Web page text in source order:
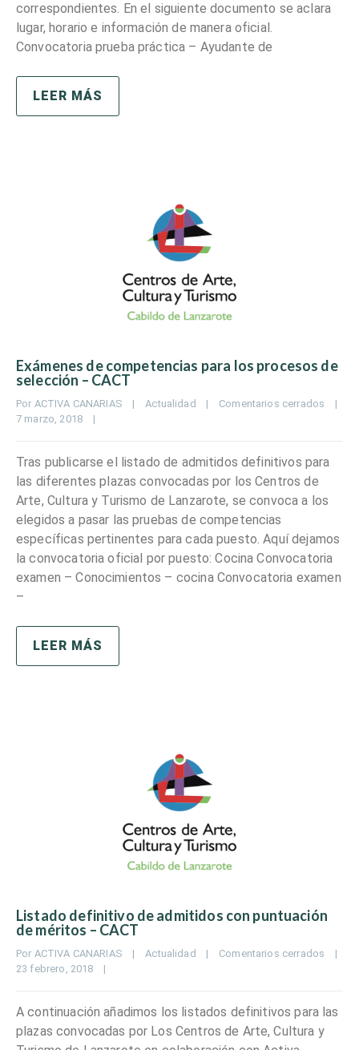
correspondientes. En el siguiente documento se aclara
lugar, horario e información de manera oficial.
Convocatoria prueba práctica – Ayudante de
LEER MÁS
Exámenes de competencias para los procesos de
selección – CACT
Por ACTIVA CANARIAS | Actualidad | Comentarios cerrados
|
7 marzo, 2018 |
Tras publicarse el listado de admitidos definitivos para
las diferentes plazas convocadas por los Centros de
Arte, Cultura y Turismo de Lanzarote, se convoca a los
elegidos a pasar las pruebas de competencias
específicas pertinentes para cada puesto. Aquí dejamos
la convocatoria oficial por puesto: Cocina Convocatoria
examen – Conocimientos – cocina Convocatoria examen
–
LEER MÁS
Listado definitivo de admitidos con puntuación
de méritos – CACT
Por ACTIVA CANARIAS | Actualidad | Comentarios cerrados
|
23 febrero, 2018 |
A continuación añadimos los listados definitivos para las
plazas convocadas por Los Centros de Arte, Cultura y